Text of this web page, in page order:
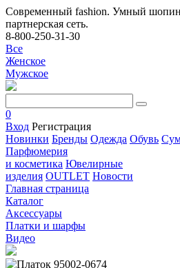
Современный fashion. Умный
партнерская сеть.
8-800-250-31-30
Все
Женское
Мужское
0
Вход Регистрация
Новинки Бренды Одежда Обувь
Парфюмерия
и косметика Ювелирные
изделия OUTLET Новости
Главная страница
Каталог
Аксессуары
Платки и шарфы
Видео